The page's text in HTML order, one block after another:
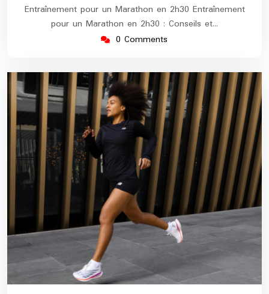
Entraînement pour un Marathon en 2h30 Entraînement
pour un Marathon en 2h30 : Conseils et…
0 Comments